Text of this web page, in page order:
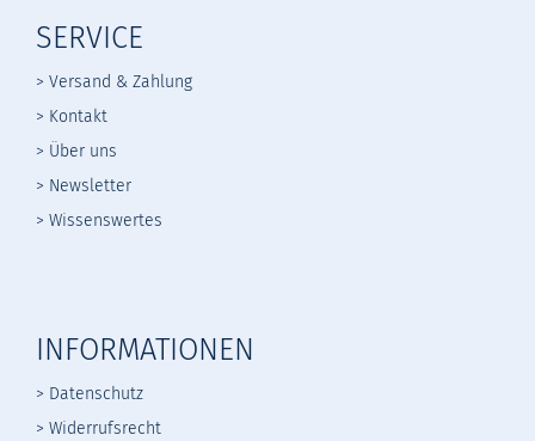
SERVICE
> Versand & Zahlung
> Kontakt
> Über uns
> Newsletter
> Wissenswertes
INFORMATIONEN
> Datenschutz
> Widerrufsrecht